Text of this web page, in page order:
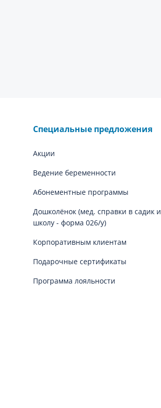
Специальные предложения
Акции
Ведение беременности
Абонементные программы
Дошколёнок (мед. справки в садик и
школу - форма 026/у)
Корпоративным клиентам
Подарочные сертификаты
Программа лояльности